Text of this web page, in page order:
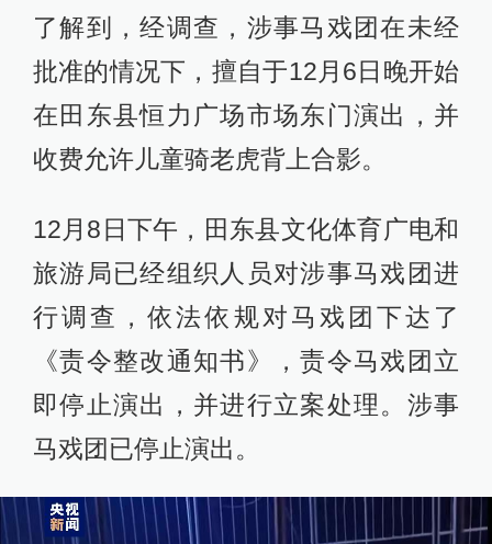
了解到，经调查，涉事马戏团在未经
批准的情况下，擅自于12月6日晚开始
在田东县恒力广场市场东门演出，并
收费允许儿童骑老虎背上合影。
12月8日下午，田东县文化体育广电和
旅游局已经组织人员对涉事马戏团进
行调查，依法依规对马戏团下达了
《责令整改通知书》，责令马戏团立
即停止演出，并进行立案处理。涉事
马戏团已停止演出。